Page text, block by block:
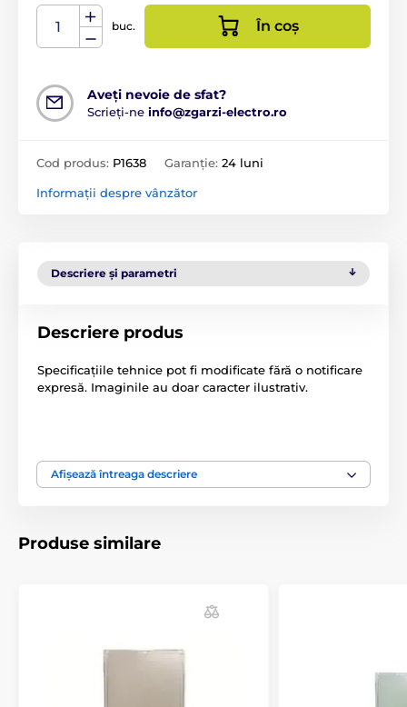
buc. În coș
Aveți nevoie de sfat?
Scrieți-ne info@zgarzi-electro.ro
Cod produs: P1638 Garanție: 24 luni
Informații despre vânzător
Descriere și parametri
Descriere produs
Specificațiile tehnice pot fi modificate fără o notificare
expresă. Imaginile au doar caracter ilustrativ.
Accesorii ușă Clapete
Afișează întreaga descriere
Produse similare